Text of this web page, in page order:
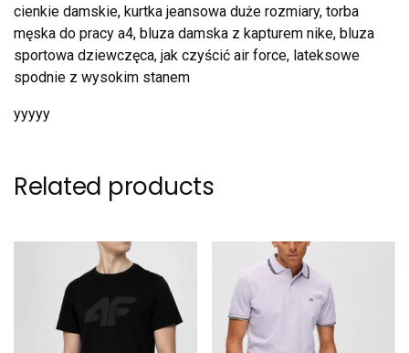
cienkie damskie, kurtka jeansowa duże rozmiary, torba
męska do pracy a4, bluza damska z kapturem nike, bluza
sportowa dziewczęca, jak czyścić air force, lateksowe
spodnie z wysokim stanem
yyyyy
Related products